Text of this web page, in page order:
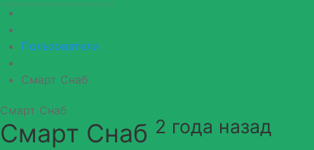
Пользователи
Смарт Снаб
Смарт Снаб
Смарт Снаб 2 года назад